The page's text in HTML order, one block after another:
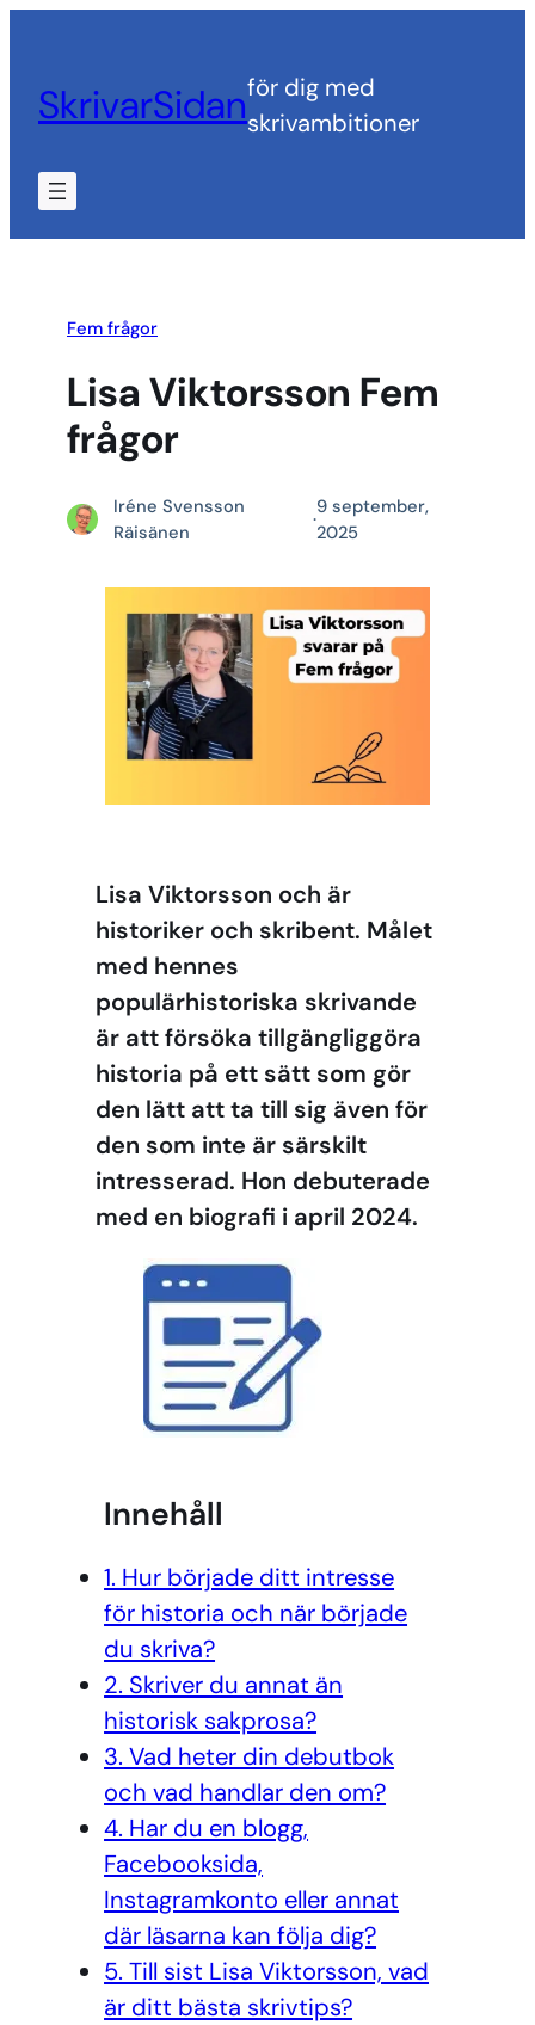
innehåll
SkrivarSidanför dig med
skrivambitioner
Fem frågor
Lisa Viktorsson Fem
frågor
Iréne Svensson
Räisänen
·
9 september,
2025
Lisa Viktorsson och är
historiker och skribent. Målet
med hennes
populärhistoriska skrivande
är att försöka tillgängliggöra
historia på ett sätt som gör
den lätt att ta till sig även för
den som inte är särskilt
intresserad. Hon debuterade
med en biografi i april 2024.
Innehåll
1. Hur började ditt intresse
för historia och när började
du skriva?
2. Skriver du annat än
historisk sakprosa?
3. Vad heter din debutbok
och vad handlar den om?
4. Har du en blogg,
Facebooksida,
Instagramkonto eller annat
där läsarna kan följa dig?
5. Till sist Lisa Viktorsson, vad
är ditt bästa skrivtips?